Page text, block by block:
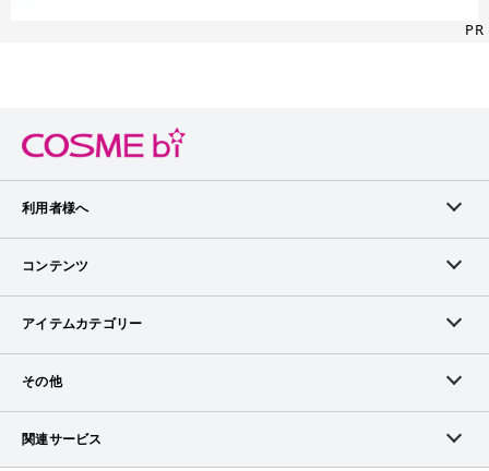
PR
利用者様へ
メンバーログイン
メンバー会員について
アイテム掲載リクエスト
コンテンツ
ランキング
ブランドから探す
ピックアップ特集
アイテムカテゴリー
スキンケア
その他
お問い合わせ（ブランド様）
関連サービス